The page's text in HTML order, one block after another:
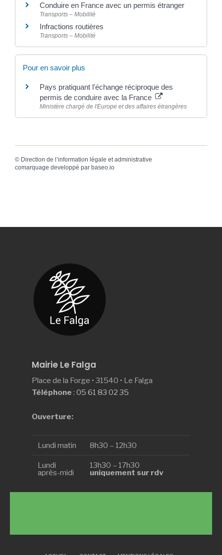
Conduire en France avec un permis étranger
Transports – Mobilité
Infractions routières
Transports – Mobilité
Pour en savoir plus
Pays pratiquant l'échange réciproque des
permis de conduire avec la France
Ministère chargé de l'Europe et des affaires étrangères
© Direction de l’information légale et administrative
comarquage developpé par baseo.io
Mairie Le Falga
Place de la Forge • 31540 • Le Falga
Téléphone : 05 61 83 02 35
Ouverture:
Lundi matin 8h30 – 12h30
Lundi
après-midi
13h30 – 17h30
uniquement sur rdv